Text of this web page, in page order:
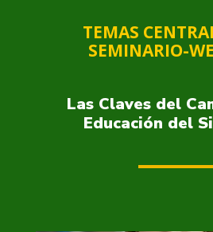
TEMAS
SEMINARIO-
Las Claves del
Educación del